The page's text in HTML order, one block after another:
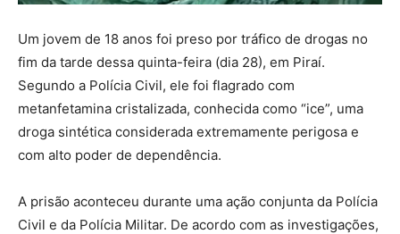
Um jovem de 18 anos foi preso por tráfico de drogas no
fim da tarde dessa quinta-feira (dia 28), em Piraí.
Segundo a Polícia Civil, ele foi flagrado com
metanfetamina cristalizada, conhecida como “ice”, uma
droga sintética considerada extremamente perigosa e
com alto poder de dependência.
A prisão aconteceu durante uma ação conjunta da Polícia
Civil e da Polícia Militar. De acordo com as investigações,